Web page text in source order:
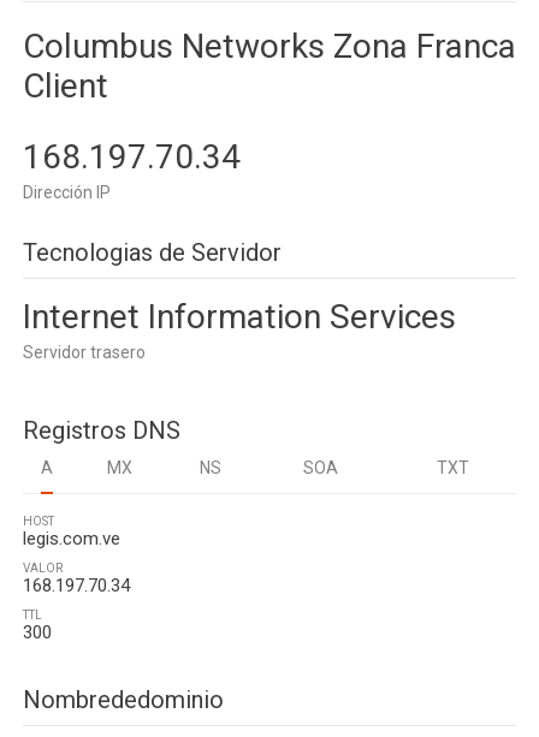
Columbus Networks Zona Franca
Client
168.197.70.34
Dirección IP
Tecnologias de Servidor
Internet Information Services
Servidor trasero
Registros DNS
A MX NS SOA TXT
HOST
legis.com.ve
VALOR
168.197.70.34
TTL
300
Nombrededominio